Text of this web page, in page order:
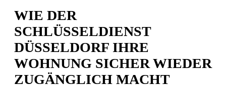
WIE DER
SCHLÜSSELDIENST
DÜSSELDORF IHRE
WOHNUNG SICHER WIEDER
ZUGÄNGLICH MACHT